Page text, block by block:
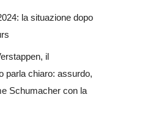
la situazione dopo
il
parla chiaro: assurdo,
Schumacher con la